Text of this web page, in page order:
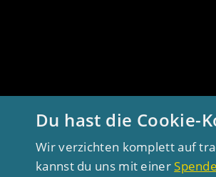
Du hast die Cookie-
Wir verzichten komplett auf
kannst du uns mit einer